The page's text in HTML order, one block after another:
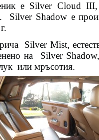
е Silver Cloud III,
Silver Shadow е
Silver Mist,
на
Silver
или мръсотия.